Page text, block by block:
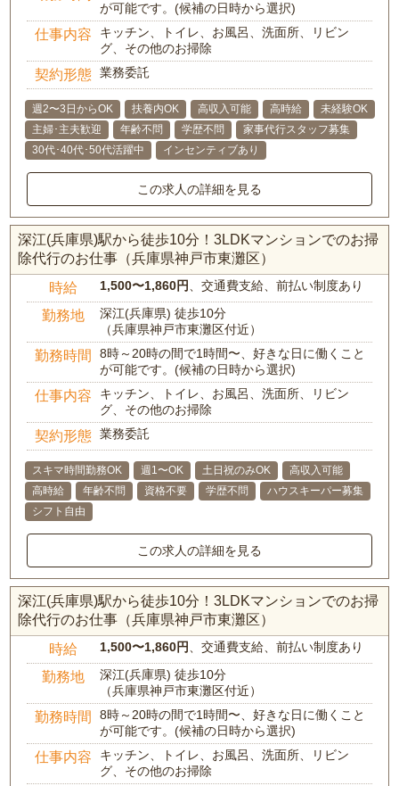
が可能です。(候補の日時から選択)
仕事内容
キッチン、トイレ、お風呂、洗面所、リビン
グ、その他のお掃除
契約形態 業務委託
週2〜3日からOK 扶養内OK 高収入可能 高時給
未経験OK
主婦･主夫歓迎
年齢不問 学歴不問
家事代行スタッフ募集
30代･40代･50代活躍中
インセンティブあり
この求人の詳細を見る
深江(兵庫県)駅から徒歩10分！3LDKマンションでのお掃
除代行のお仕事（兵庫県神戸市東灘区）
時給 1,500〜1,860円 、交通費支給、前払い制度あり
勤務地
深江(兵庫県) 徒歩10分
（兵庫県神戸市東灘区付近）
勤務時間
8時～20時の間で1時間〜、好きな日に働くこと
が可能です。(候補の日時から選択)
仕事内容
キッチン、トイレ、お風呂、洗面所、リビン
グ、その他のお掃除
契約形態 業務委託
スキマ時間勤務OK 週1〜OK 土日祝のみOK
高収入可能
高時給
年齢不問 資格不要 学歴不問
ハウスキーパー募集
シフト自由
この求人の詳細を見る
深江(兵庫県)駅から徒歩10分！3LDKマンションでのお掃
除代行のお仕事（兵庫県神戸市東灘区）
時給 1,500〜1,860円 、交通費支給、前払い制度あり
勤務地
深江(兵庫県) 徒歩10分
（兵庫県神戸市東灘区付近）
勤務時間
8時～20時の間で1時間〜、好きな日に働くこと
が可能です。(候補の日時から選択)
仕事内容
キッチン、トイレ、お風呂、洗面所、リビン
グ、その他のお掃除